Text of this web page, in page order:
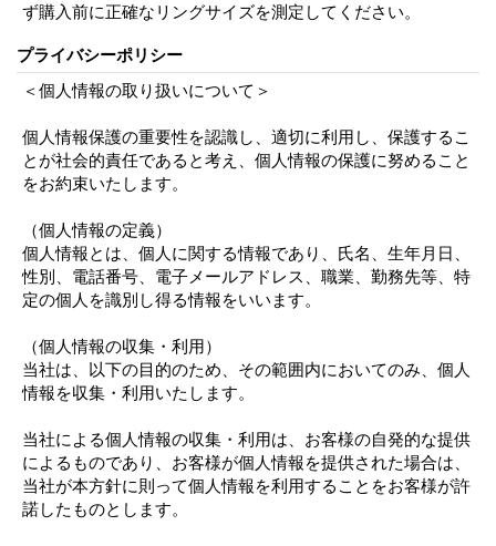
ず購入前に正確なリングサイズを測定してください。
プライバシーポリシー
＜個人情報の取り扱いについて＞
個人情報保護の重要性を認識し、適切に利用し、保護するこ
とが社会的責任であると考え、個人情報の保護に努めること
をお約束いたします。
（個人情報の定義）
個人情報とは、個人に関する情報であり、氏名、生年月日、
性別、電話番号、電子メールアドレス、職業、勤務先等、特
定の個人を識別し得る情報をいいます。
（個人情報の収集・利用）
当社は、以下の目的のため、その範囲内においてのみ、個人
情報を収集・利用いたします。
当社による個人情報の収集・利用は、お客様の自発的な提供
によるものであり、お客様が個人情報を提供された場合は、
当社が本方針に則って個人情報を利用することをお客様が許
諾したものとします。